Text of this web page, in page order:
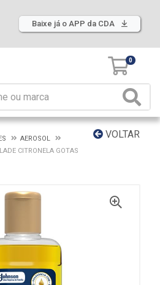
Baixe já o APP da CDA
0
VOLTAR
AEROSOL
CITRONELA GOTAS